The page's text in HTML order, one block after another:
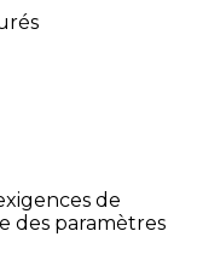
de
des paramètres